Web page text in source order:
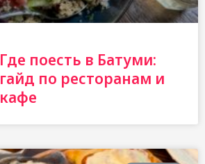
Где поесть в Батуми:
гайд по ресторанам и
кафе